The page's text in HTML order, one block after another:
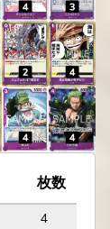
枚数
4